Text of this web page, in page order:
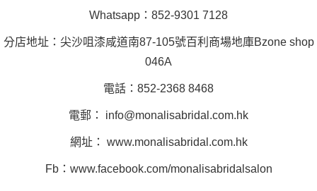
Whatsapp：852-9301 7128
分店地址：尖沙咀漆咸道南87-105號百利商場地庫Bzone shop
046A
電話：852-2368 8468
電郵： info@monalisabridal.com.hk
網址： www.monalisabridal.com.hk
Fb：www.facebook.com/monalisabridalsalon